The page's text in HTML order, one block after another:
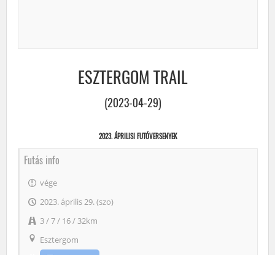
ESZTERGOM TRAIL
(2023-04-29)
2023. ÁPRILISI FUTÓVERSENYEK
Futás info
vége
2023. április 29. (szo)
3 / 7 / 16 / 32km
Esztergom